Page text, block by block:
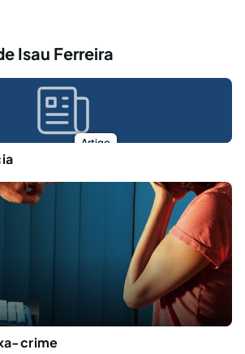
Isau Ferreira
Artigo
crime